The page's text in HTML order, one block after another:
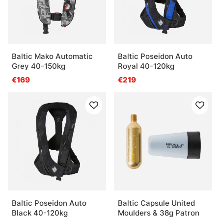
Baltic Mako Automatic
Grey 40-150kg
€169
Baltic Poseidon Auto
Royal 40-120kg
€219
Baltic Poseidon Auto
Black 40-120kg
Baltic Capsule United
Moulders & 38g Patron